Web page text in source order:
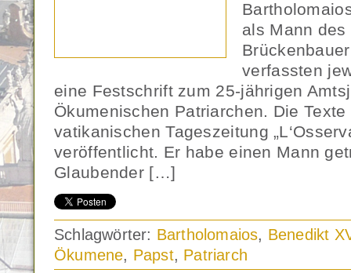
als Mann
verfassten
eine Festschrift zum 25-jährigen
Ökumenischen Patriarchen. Die
vatikanischen Tageszeitung
veröffentlicht. Er habe einen Mann
Glaubender […]
Schlagwörter: Bartholomaios, Benedikt
Ökumene, Papst, Patriarch